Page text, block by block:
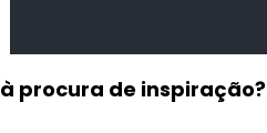
à procura de inspiração?